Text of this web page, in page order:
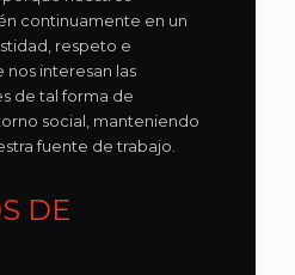
continuamente en un
respeto e
interesan las
de tal forma de
social, manteniendo
fuente de trabajo.
DE